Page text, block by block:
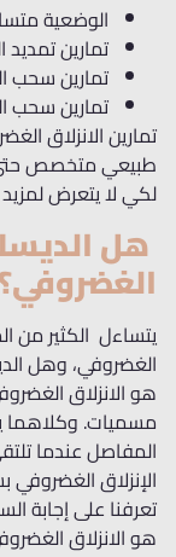
الوضعية
تمارينتمديد
تمارينسحب
تمارينسحب
تمارين الانزلاق
طبيعي متخصص حتى
لكي لا يتعرض
هل
يتساءل الكثير من
الغضروفي، وهل
هو الانزلاق
مسميات. وكلاهما
المفاصل عندما
الإنزلاق
تعرفنا على إجابة
هو الانزلاق